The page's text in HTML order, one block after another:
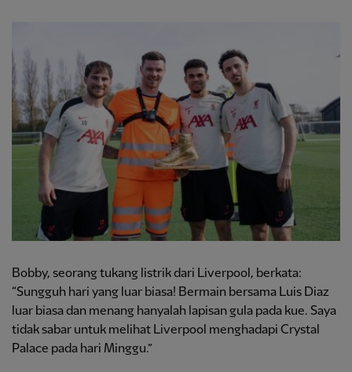
Bobby, seorang tukang listrik dari Liverpool, berkata:
“Sungguh hari yang luar biasa! Bermain bersama Luis Diaz
luar biasa dan menang hanyalah lapisan gula pada kue. Saya
tidak sabar untuk melihat Liverpool menghadapi Crystal
Palace pada hari Minggu.”